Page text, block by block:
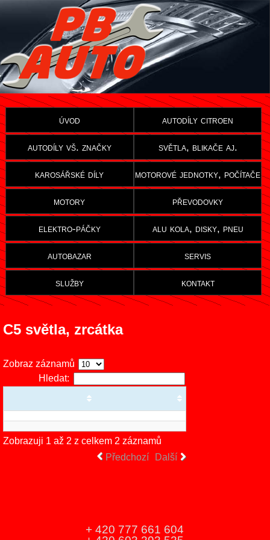
úvod autodíly citroen
autodíly vš. značky světla, blikače aj.
karosářské díly motorové jednotky, počítače
motory převodovky
elektro-páčky alu kola, disky, pneu
autobazar servis
služby kontakt
C5 světla, zrcátka
Zobraz záznamů
Hledat:
Zobrazuji 1 až 2 z celkem 2 záznamů
Předchozí
Další
+ 420 777 661 604